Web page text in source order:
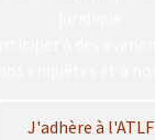
J'adhère à l'ATLF